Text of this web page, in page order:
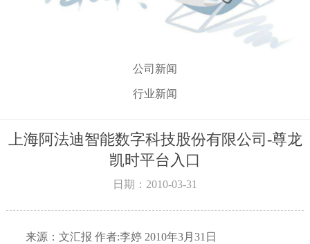
公司新闻
行业新闻
上海阿法迪智能数字科技股份有限公司-尊龙
凯时平台入口
日期：2010-03-31
来源：文汇报 作者:李婷 2010年3月31日